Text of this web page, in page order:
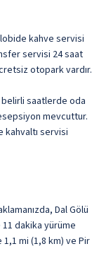
kahve servisi
servisi 24 saat
otopark vardır.
belirli saatlerde oda
mevcuttur.
kahvaltı servisi
Dal Gölü
dakika yürüme
mi (1,8 km) ve Pir